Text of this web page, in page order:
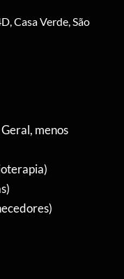
Casa Verde, São
menos